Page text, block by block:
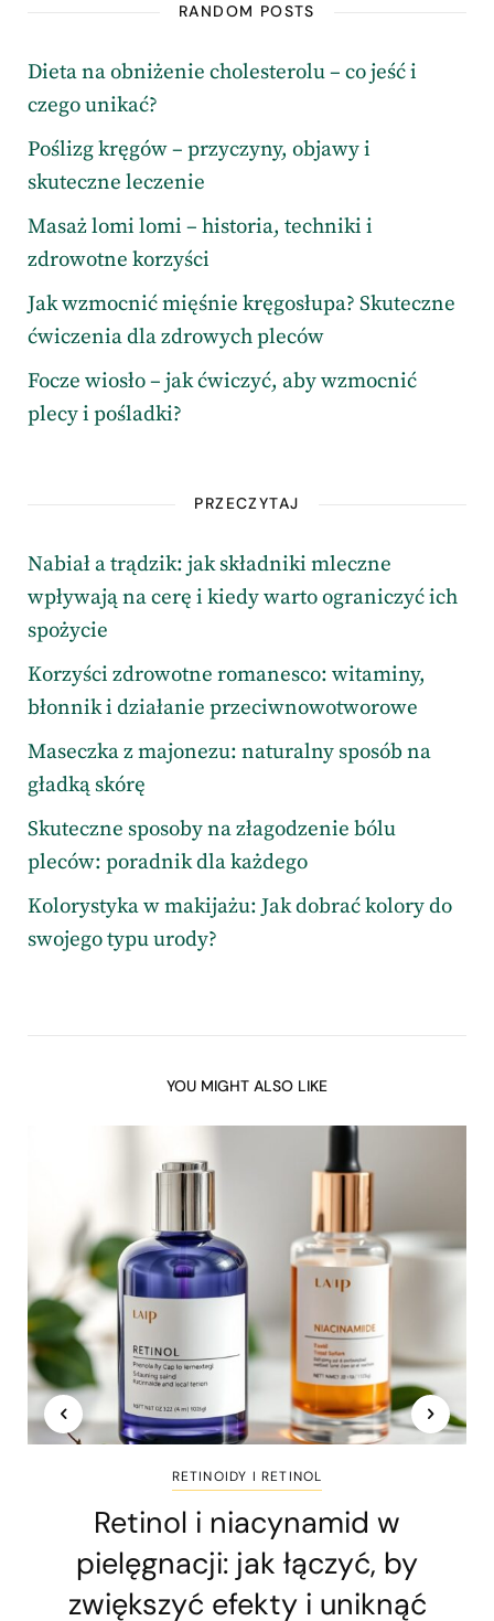
RANDOM POSTS
Dieta na obniżenie cholesterolu – co jeść i
czego unikać?
Poślizg kręgów – przyczyny, objawy i
skuteczne leczenie
Masaż lomi lomi – historia, techniki i
zdrowotne korzyści
Jak wzmocnić mięśnie kręgosłupa? Skuteczne
ćwiczenia dla zdrowych pleców
Focze wiosło – jak ćwiczyć, aby wzmocnić
plecy i pośladki?
PRZECZYTAJ
Nabiał a trądzik: jak składniki mleczne
wpływają na cerę i kiedy warto ograniczyć ich
spożycie
Korzyści zdrowotne romanesco: witaminy,
błonnik i działanie przeciwnowotworowe
Maseczka z majonezu: naturalny sposób na
gładką skórę
Skuteczne sposoby na złagodzenie bólu
pleców: poradnik dla każdego
Kolorystyka w makijażu: Jak dobrać kolory do
swojego typu urody?
YOU MIGHT ALSO LIKE
RETINOIDY I RETINOL
Retinol i niacynamid w
pielęgnacji: jak łączyć, by
zwiększyć efekty i uniknąć